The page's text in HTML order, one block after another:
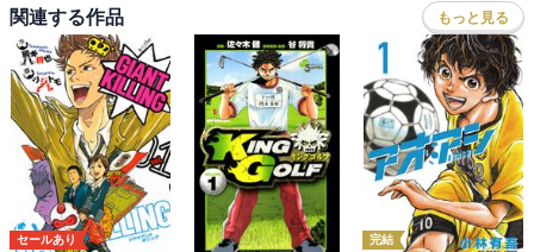
関連する作品 もっと見る
セールあり 完結